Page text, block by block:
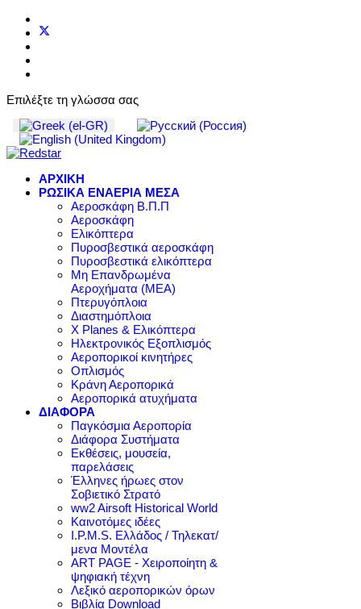
Επιλέξτε τη γλώσσα σας
ΑΡΧΙΚΗ
ΡΩΣΙΚΑ ΕΝΑΕΡΙΑ ΜΕΣΑ
Αεροσκάφη Β.Π.Π
Αεροσκάφη
Ελικόπτερα
Πυροσβεστικά αεροσκάφη
Πυροσβεστικά ελικόπτερα
Μη Επανδρωμένα
Αεροχήματα (ΜΕΑ)
Πτερυγόπλοια
Διαστημόπλοια
X Planes & Ελικόπτερα
Ηλεκτρονικός Εξοπλισμός
Αεροπορικοί κινητήρες
Οπλισμός
Κράνη Αεροπορικά
Αεροπορικά ατυχήματα
ΔΙΑΦΟΡΑ
Παγκόσμια Αεροπορία
Διάφορα Συστήματα
Εκθέσεις, μουσεία,
παρελάσεις
Έλληνες ήρωες στον
Σοβιετικό Στρατό
ww2 Airsoft Historical World
Καινοτόμες ιδέες
I.P.M.S. Ελλάδος / Τηλεκατ/
μενα Μοντέλα
ART PAGE - Χειροποίητη &
ψηφιακή τέχνη
Λεξικό αεροπορικών όρων
Βιβλία Download